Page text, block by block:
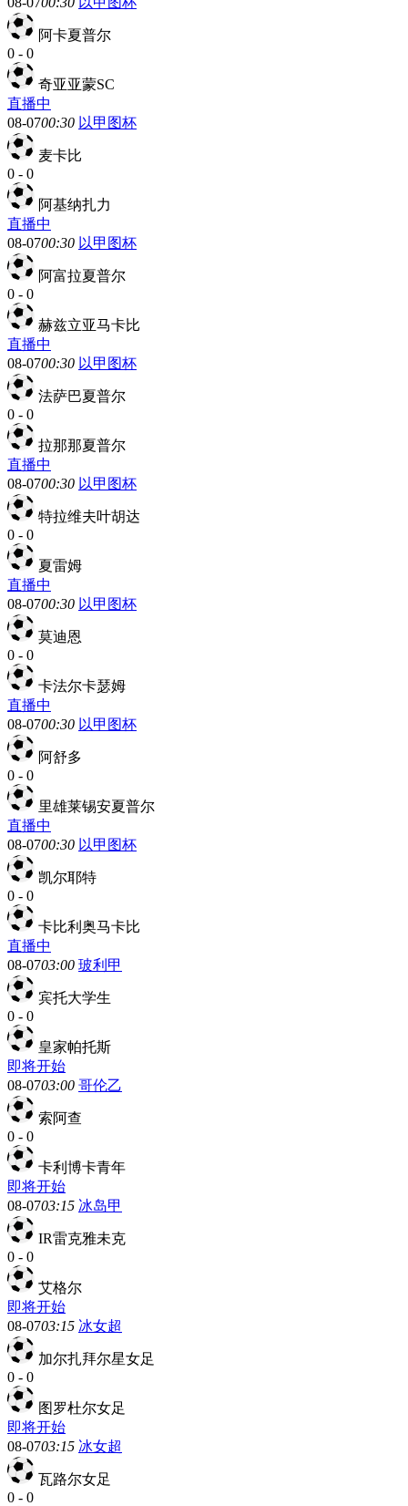
阿卡夏普尔
0 - 0
奇亚亚蒙SC
直播中
08-0700:30 以甲图杯
麦卡比
0 - 0
阿基纳扎力
直播中
08-0700:30 以甲图杯
阿富拉夏普尔
0 - 0
赫兹立亚马卡比
直播中
08-0700:30 以甲图杯
法萨巴夏普尔
0 - 0
拉那那夏普尔
直播中
08-0700:30 以甲图杯
特拉维夫叶胡达
0 - 0
夏雷姆
直播中
08-0700:30 以甲图杯
莫迪恩
0 - 0
卡法尔卡瑟姆
直播中
08-0700:30 以甲图杯
阿舒多
0 - 0
里雄莱锡安夏普尔
直播中
08-0700:30 以甲图杯
凯尔耶特
0 - 0
卡比利奥马卡比
直播中
08-0703:00 玻利甲
宾托大学生
0 - 0
皇家帕托斯
即将开始
08-0703:00 哥伦乙
索阿查
0 - 0
卡利博卡青年
即将开始
08-0703:15 冰岛甲
IR雷克雅未克
0 - 0
艾格尔
即将开始
08-0703:15 冰女超
加尔扎拜尔星女足
0 - 0
图罗杜尔女足
即将开始
08-0703:15 冰女超
瓦路尔女足
0 - 0